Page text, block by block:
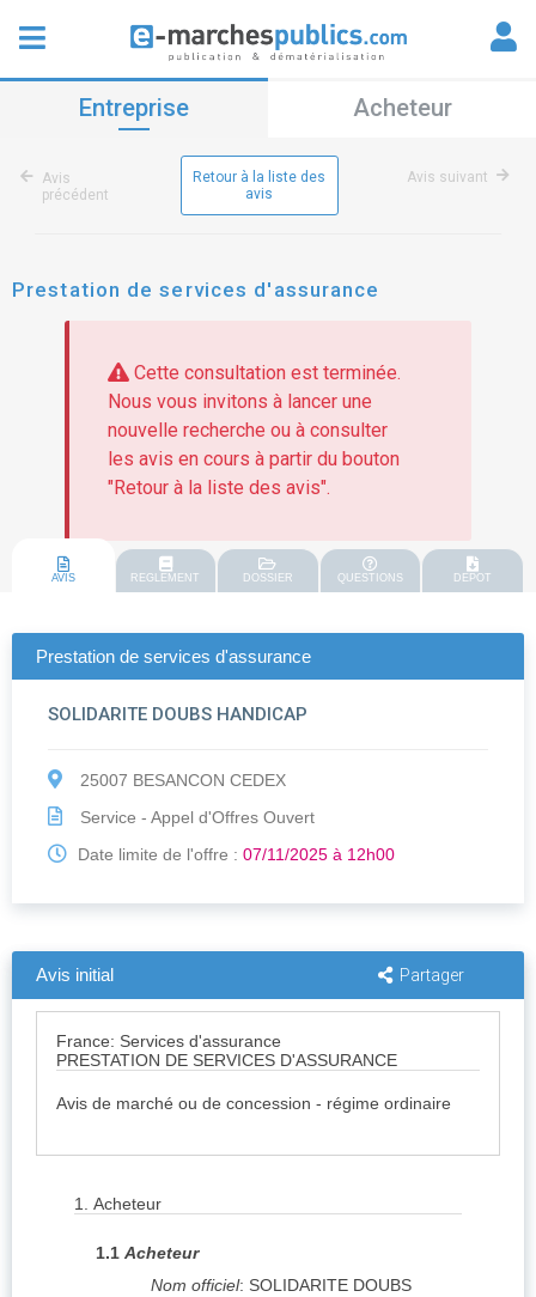
Entreprise Acheteur
Avis
précédent
Retour à la liste des
avis
Avis suivant
Prestation de services d'assurance
Cette consultation est terminée.
Nous vous invitons à lancer une
nouvelle recherche ou à consulter
les avis en cours à partir du bouton
"Retour à la liste des avis".
AVIS REGLEMENT DOSSIER QUESTIONS DEPOT
Prestation de services d'assurance
SOLIDARITE DOUBS HANDICAP
25007 BESANCON CEDEX
Service - Appel d'Offres Ouvert
Date limite de l'offre : 07/11/2025 à 12h00
Avis initial Partager
France: Services d'assurance
PRESTATION DE SERVICES D'ASSURANCE
Avis de marché ou de concession - régime ordinaire
1. Acheteur
1.1 Acheteur
Nom officiel: SOLIDARITE DOUBS